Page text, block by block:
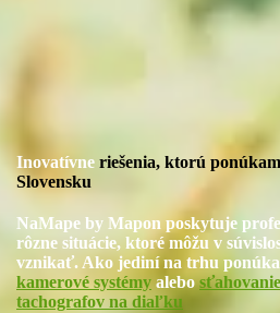
Inovatívne riešenia, ktorú
Slovensku
NaMape by Mapon poskytuje
rôzne situácie, ktoré môžu v
vznikať. Ako jediní na trhu
kamerové systémy alebo
tachografov na diaľku